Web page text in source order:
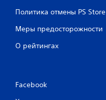
Политика отмены PS Store
Меры предосторожности
О рейтингах
Facebook